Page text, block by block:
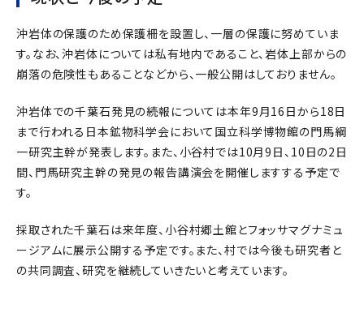
沖岩体の保護のため保護柵を設置し、一層の保護に努めていま
す。なお、沖岩体については私有地内であること、岩体上部からの
崩落の危険性もあることなどから、一般公開はしておりません。
沖岩体での千葉石発見の続報については本年9月16日から18日
まで行われる日本鉱物科学会において国立科学博物館の門馬綱
一研究主幹が発表します。また、小谷村では10月9日、10日の2日
間、門馬研究主幹の発見の報告講演会を開催しますする予定で
す。
採取された千葉石は来年度、小谷村郷土館とフォッサマグナミュ
ージアムに展示公開する予定です。また、村では今後も研究者と
の共同調査、研究を継続していきたいと考えています。